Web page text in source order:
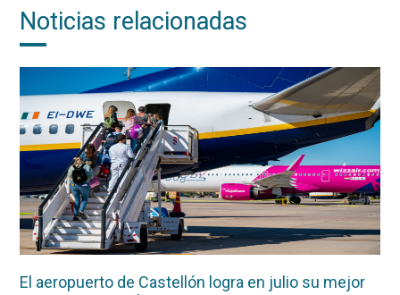
Noticias relacionadas
El aeropuerto de Castellón logra en julio su mejor